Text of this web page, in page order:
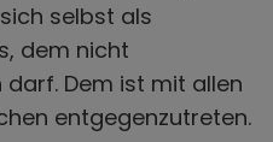
selbst als
dem nicht
Dem ist mit allen
entgegenzutreten.